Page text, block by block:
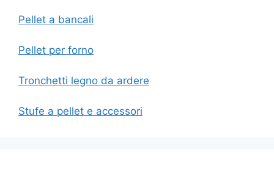
Pellet a bancali
Pellet per forno
Tronchetti legno da ardere
Stufe a pellet e accessori